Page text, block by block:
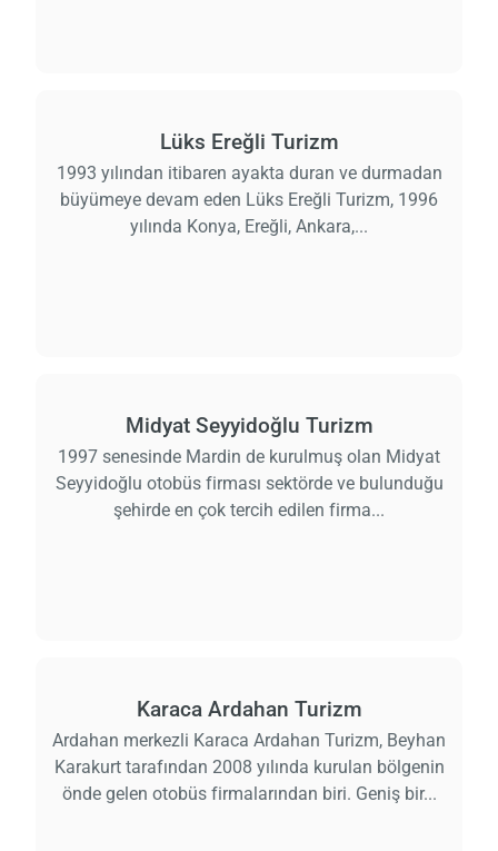
Lüks Ereğli Turizm
1993 yılından itibaren ayakta duran ve durmadan
büyümeye devam eden Lüks Ereğli Turizm, 1996
yılında Konya, Ereğli, Ankara,...
Midyat Seyyidoğlu Turizm
1997 senesinde Mardin de kurulmuş olan Midyat
Seyyidoğlu otobüs firması sektörde ve bulunduğu
şehirde en çok tercih edilen firma...
Karaca Ardahan Turizm
Ardahan merkezli Karaca Ardahan Turizm, Beyhan
Karakurt tarafından 2008 yılında kurulan bölgenin
önde gelen otobüs firmalarından biri. Geniş bir...